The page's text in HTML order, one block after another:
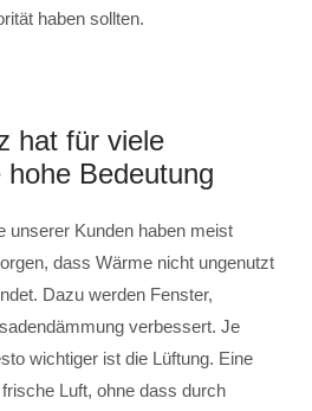
haben sollten.
hat für viele
Bedeutung
unserer Kunden haben meist
dass Wärme nicht ungenutzt
Dazu werden Fenster,
verbessert. Je
wichtiger ist die Lüftung. Eine
Luft, ohne dass durch